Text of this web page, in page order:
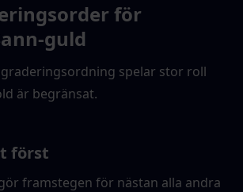
för
guld
spelar stor roll
är begränsat.
först
framstegen för nästan alla andra